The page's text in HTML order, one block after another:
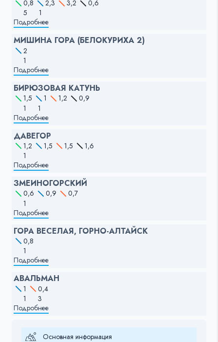
0,8 2,3 3,2
0,6
5
1
Подробнее
МИШИНА ГОРА (БЕЛОКУРИХА 2)
2
1
Подробнее
БИРЮЗОВАЯ КАТУНЬ
1,5 1 1,2
0,9
1
1
Подробнее
ДАВЕГОР
1,2 1,5 1,5
1,6
1
Подробнее
ЗМЕИНОГОРСКИЙ
0,6 0,9
0,7
1
Подробнее
ГОРА ВЕСЕЛАЯ, ГОРНО-АЛТАЙСК
0,8
1
Подробнее
АВАЛЬМАН
1
0,4
1
3
Подробнее
Основная информация